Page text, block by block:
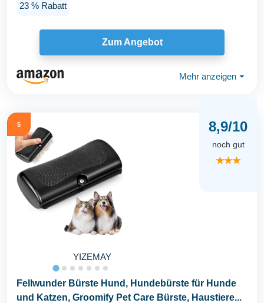
23 % Rabatt
Zum Angebot
Mehr anzeigen ⏷
5
YIZEMAY
8,9/10
noch gut
★★★
Fellwunder Bürste Hund, Hundebürste für Hunde
und Katzen, Groomify Pet Care Bürste, Haustiere...